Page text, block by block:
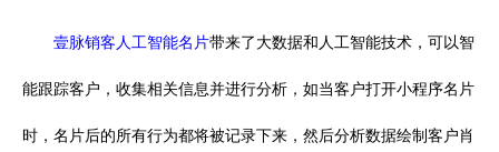
壹脉销客人工智能名片带来了大数据和人工智能技术，可以智
能跟踪客户，收集相关信息并进行分析，如当客户打开小程序名片
时，名片后的所有行为都将被记录下来，然后分析数据绘制客户肖